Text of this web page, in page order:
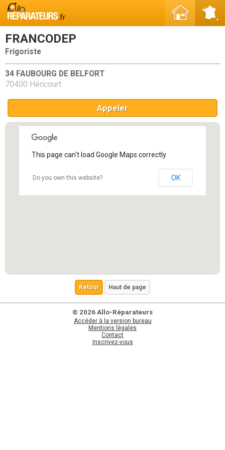
FRANCODEP
Frigoriste
34 FAUBOURG DE BELFORT
70400 Héricourt
Appeler
This page can't load Google Maps correctly.
Do you own this website? OK
Retour Haut de page
© 2026 Allo-Réparateurs
Accéder à la version bureau
Mentions légales
Contact
Inscrivez-vous